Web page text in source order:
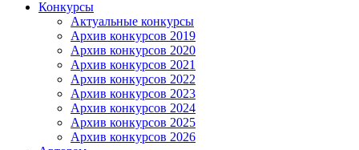
Конкурсы
Актуальные конкурсы
Архив конкурсов 2019
Архив конкурсов 2020
Архив конкурсов 2021
Архив конкурсов 2022
Архив конкурсов 2023
Архив конкурсов 2024
Архив конкурсов 2025
Архив конкурсов 2026